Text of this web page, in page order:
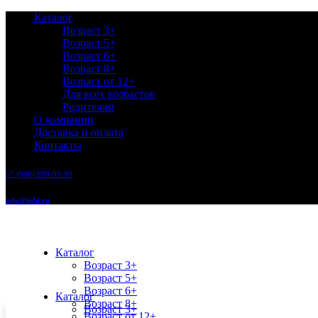
Каталог
Возраст 3+
Возраст 5+
Возраст 6+
Возраст 8+
Возраст от 12+
Для всех возрастов
Родителям
О компании
Доставка и оплата
Контакты
+7 (999) 999-99-99
info@info.ru
Каталог
Возраст 3+
Возраст 5+
Возраст 6+
Возраст 8+
Каталог
Возраст 3+